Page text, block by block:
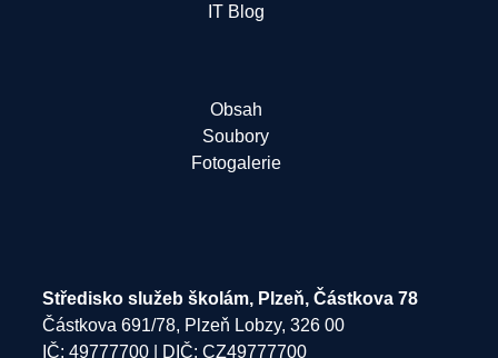
IT Blog
Obsah
Soubory
Fotogalerie
Středisko služeb školám, Plzeň, Částkova 78
Částkova 691/78, Plzeň Lobzy, 326 00
IČ: 49777700 | DIČ: CZ49777700